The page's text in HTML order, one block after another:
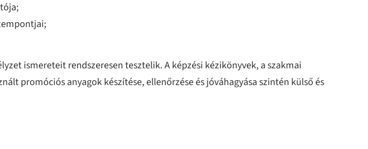
ismereteit rendszeresen tesztelik. A képzési kézikönyvek, a szakmai
promóciós anyagok készítése, ellenőrzése és jóváhagyása szintén külső és